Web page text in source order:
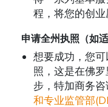
程，将您的创业
申请全州执照（如适
想要成功，您
照，这是在佛
步，特加商务
和专业监管部